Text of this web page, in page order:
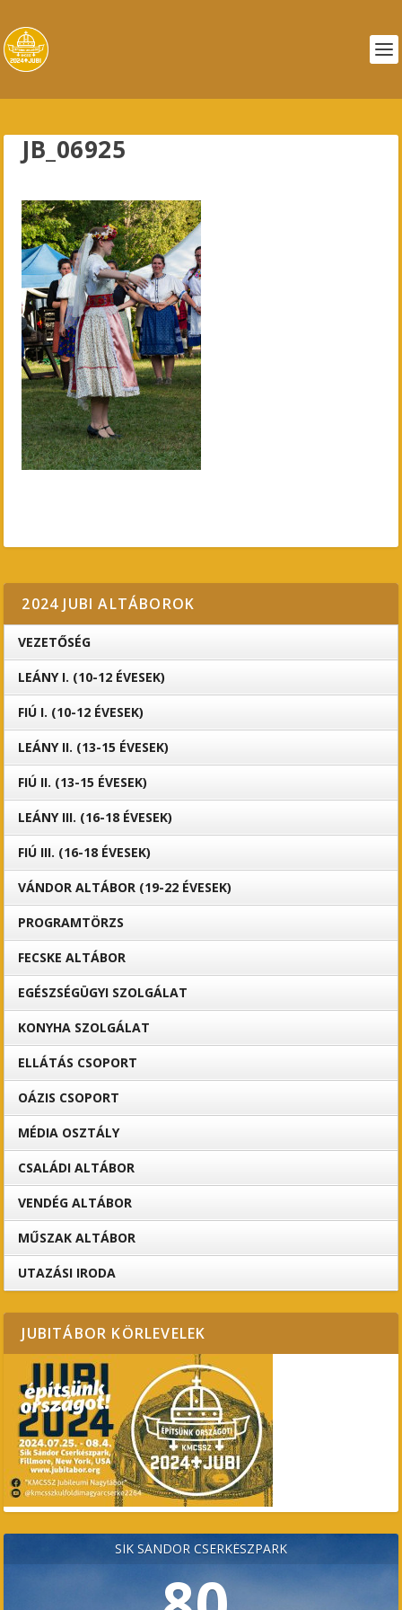
JB_06925
2024 JUBI ALTÁBOROK
VEZETŐSÉG
LEÁNY I. (10-12 ÉVESEK)
FIÚ I. (10-12 ÉVESEK)
LEÁNY II. (13-15 ÉVESEK)
FIÚ II. (13-15 ÉVESEK)
LEÁNY III. (16-18 ÉVESEK)
FIÚ III. (16-18 ÉVESEK)
VÁNDOR ALTÁBOR (19-22 ÉVESEK)
PROGRAMTÖRZS
FECSKE ALTÁBOR
EGÉSZSÉGÜGYI SZOLGÁLAT
KONYHA SZOLGÁLAT
ELLÁTÁS CSOPORT
OÁZIS CSOPORT
MÉDIA OSZTÁLY
CSALÁDI ALTÁBOR
VENDÉG ALTÁBOR
MŰSZAK ALTÁBOR
UTAZÁSI IRODA
JUBITÁBOR KÖRLEVELEK
SÍK SÁNDOR CSERKÉSZPARK